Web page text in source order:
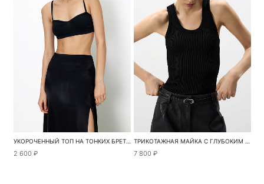
УКОРОЧЕННЫЙ ТОП НА ТОНКИХ БРЕТЕЛЯХ
2 600 ₽
ТРИКОТАЖНАЯ МАЙКА С ГЛУБОКИМ ВЫРЕЗОМ
7 800 ₽